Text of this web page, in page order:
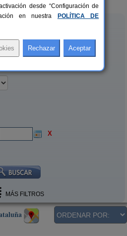
X
MÁS FILTROS
desde “Configuración de
en nuestra
POLÍTICA DE